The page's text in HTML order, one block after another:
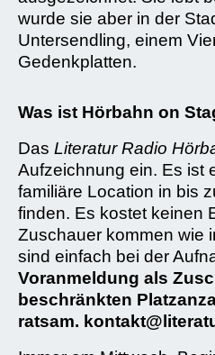
wurde sie aber in der
Untersendling, einem
Gedenkplatten.
Was ist Hörbahn on
Das Literatur Radio
Aufzeichnung ein. Es ist
familiäre Location in bis
finden. Es kostet keinen
Zuschauer kommen wie
sind einfach bei der
Voranmeldung als
beschränkten
ratsam.